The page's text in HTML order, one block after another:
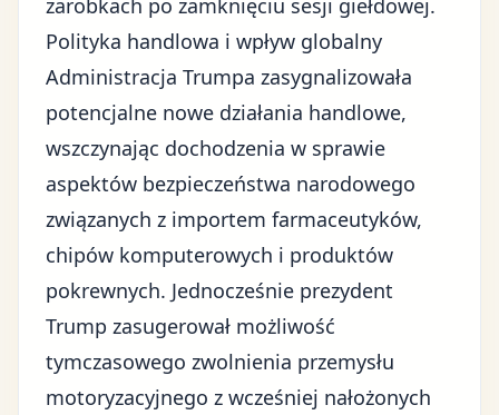
zarobkach po zamknięciu sesji giełdowej.
Polityka handlowa i wpływ globalny
Administracja Trumpa zasygnalizowała
potencjalne nowe działania handlowe,
wszczynając dochodzenia w sprawie
aspektów bezpieczeństwa narodowego
związanych z importem farmaceutyków,
chipów komputerowych i produktów
pokrewnych. Jednocześnie prezydent
Trump zasugerował możliwość
tymczasowego zwolnienia przemysłu
motoryzacyjnego z wcześniej nałożonych